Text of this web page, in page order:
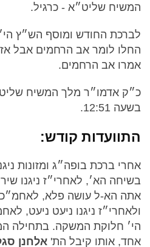
המשיח שליט״א - כרגיל.
לברכת החודש ומוסף הש״ץ הי׳
החלו לומר אב הרחמים אבל
אמרו אב הרחמים.
כ״ק אדמו״ר מלך המשיח
בשעה 12:51.
התוועדות קודש:
אחרי ברכת בופה״ג ומזונות
בשיחה הא׳, לאחרי״ז ניגנו
אתה הא-ל עושה פלא,
ולאחרי״ז ניגנו ניעט ניעט,
הי׳ חלוקת המשקה. בתחילה
אחד, אותו קיבל הת' אלחנן